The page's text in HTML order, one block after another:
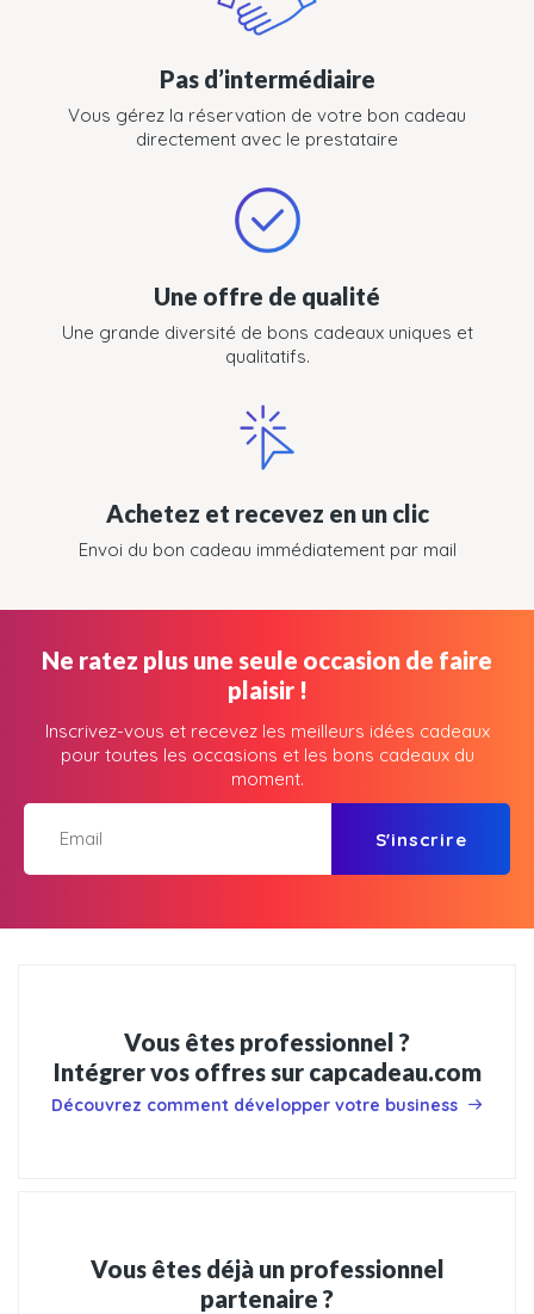
Pas d’intermédiaire
Vous gérez la réservation de votre bon cadeau
directement avec le prestataire
Une offre de qualité
Une grande diversité de bons cadeaux uniques et
qualitatifs.
Achetez et recevez en un clic
Envoi du bon cadeau immédiatement par mail
Ne ratez plus une seule occasion de faire
plaisir !
Inscrivez-vous et recevez les meilleurs idées cadeaux
pour toutes les occasions et les bons cadeaux du
moment.
S'inscrire
Vous êtes professionnel ?
Intégrer vos offres sur capcadeau.com
Découvrez comment développer votre business
Vous êtes déjà un professionnel
partenaire ?